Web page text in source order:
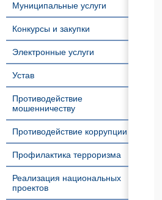
Муниципальные услуги
Конкурсы и закупки
Электронные услуги
Устав
Противодействие
мошенничеству
Противодействие коррупции
Профилактика терроризма
Реализация национальных
проектов